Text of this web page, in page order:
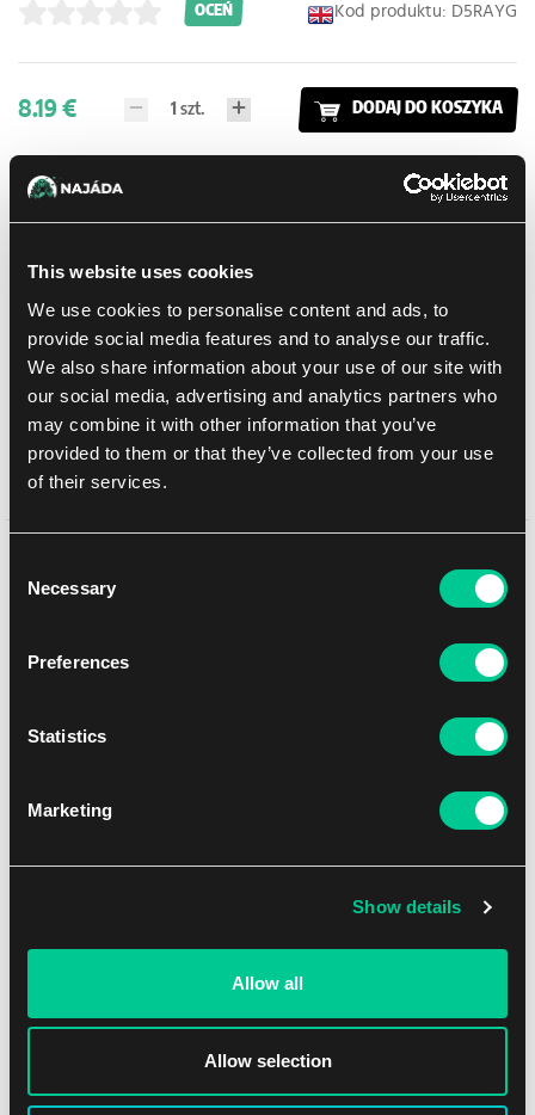
This website uses cookies
We use cookies to personalise content and ads, to
provide social media features and to analyse our traffic.
We also share information about your use of our site with
our social media, advertising and analytics partners who
may combine it with other information that you’ve
provided to them or that they’ve collected from your use
of their services.
Selection
Necessary
Preferences
Statistics
Marketing
Show details
Allow all
Allow selection
OCEŃ Kod produktu: D5RAYG
8.19 € 1szt. DODAJ DO KOSZYKA
Dostępne: > 20 szt. W sklepie Brno:(0)
Metody dostawy
Balikovna
10.08.2026
Praga
Jeszcze dzisiaj
Odbiór osobisty w sklepie Brno
NEW
Lorcana: Attack of the Vine! – Common Set